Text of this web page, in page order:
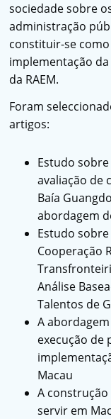
sociedade sobre
administração
constituir-se
implementação
da RAEM.
Foram
artigos:
Estudo
avaliação de
Baía
abordagem
Estudo
Cooperação
Análise
Talentos de
A
execução de
Macau
A
servir em